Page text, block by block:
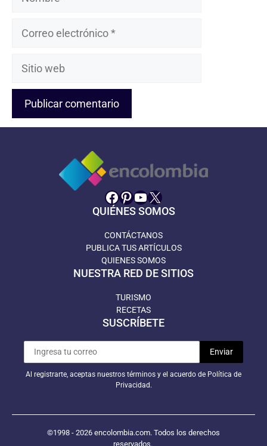
Sitio
Facebook
Pinterest
YouTube
X
QUIÉNES SOMOS
CONTÁCTANOS
PUBLICA TUS ARTÍCULOS
QUIENES SOMOS
NUESTRA RED DE SITIOS
TURISMO
RECETAS
SUSCRÍBETE
Al registrarte, aceptas nuestros términos y el acuerdo de Política de
Privacidad.
©1998 - 2026 encolombia.com. Todos los derechos
reservados.